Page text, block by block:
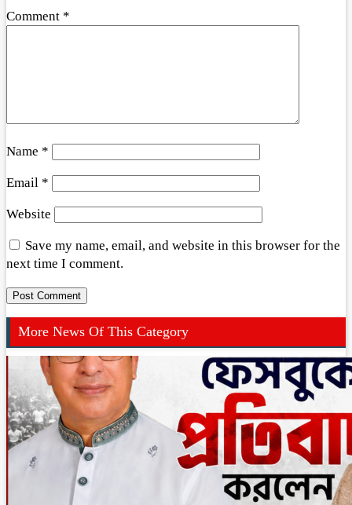
Comment *
Name *
Email *
Website
Save my name, email, and website in this browser for the
next time I comment.
More News Of This Category